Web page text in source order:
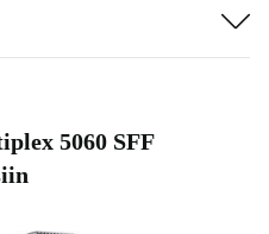
5060 SFF